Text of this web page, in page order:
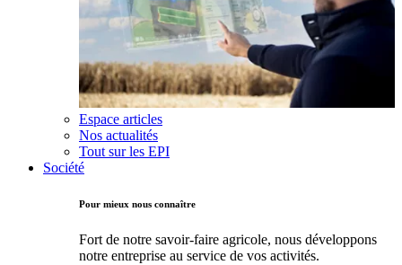
Espace articles
Nos actualités
Tout sur les EPI
Société
Pour mieux nous connaître
Fort de notre savoir-faire agricole, nous développons
notre entreprise au service de vos activités.